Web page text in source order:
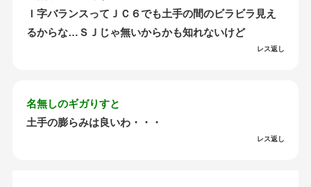
Ｉ字バランスってＪＣ６でも土手の間のビラビラ見え
るからな…ＳＪじゃ無いからかも知れないけど
レス返し
名無しのギガりすと
土手の膨らみは良いわ・・・
レス返し